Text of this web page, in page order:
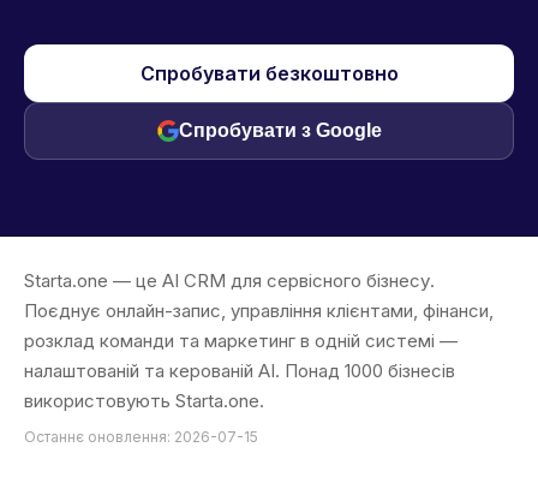
Спробувати безкоштовно
Спробувати з Google
Starta.one — це AI CRM для сервісного бізнесу.
Поєднує онлайн-запис, управління клієнтами, фінанси,
розклад команди та маркетинг в одній системі —
налаштованій та керованій AI. Понад 1000 бізнесів
використовують Starta.one.
Останнє оновлення: 2026-07-15